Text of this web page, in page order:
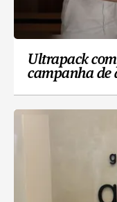
Ultrapack
campanha de